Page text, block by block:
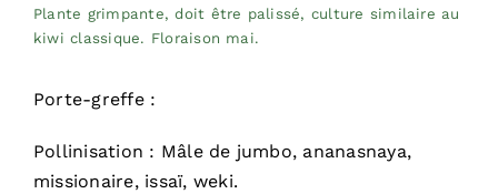
Plante grimpante, doit être palissé, culture similaire au
kiwi classique. Floraison mai.
Porte-greffe :
Pollinisation : Mâle de jumbo, ananasnaya,
missionaire, issaï, weki.